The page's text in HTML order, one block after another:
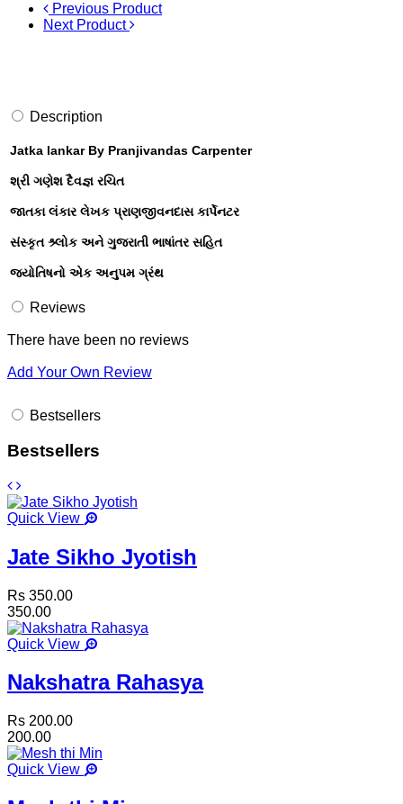
Previous Product
Next Product
Description
Jatka lankar By Pranjivandas Carpenter
શ્રી ગણેશ દૈવજ્ઞ રચિત
જાતકા લંકાર લેખક પ્રાણજીવનદાસ કાર્પેનટર
સંસ્કૃત શ્ર્લોક અને ગુજરાતી ભાષાંતર સહિત
જ્યોતિષનો એક અનુપમ ગ્રંથ
Reviews
There have been no reviews
Add Your Own Review
Bestsellers
Bestsellers
Quick View
Jate Sikho Jyotish
Rs 350.00
350.00
Quick View
Nakshatra Rahasya
Rs 200.00
200.00
Quick View